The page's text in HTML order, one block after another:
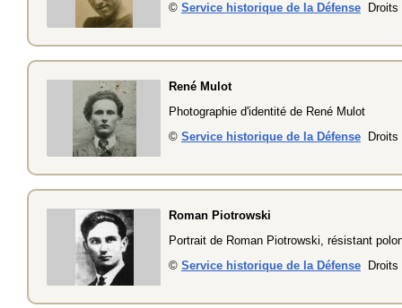
© Service historique de la Défense Droits
René Mulot
Photographie d'identité de René Mulot
© Service historique de la Défense Droits
Roman Piotrowski
Portrait de Roman Piotrowski, résistant
© Service historique de la Défense Droits